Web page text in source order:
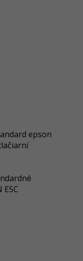
epson